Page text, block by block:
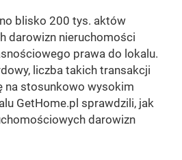
blisko 200 tys. aktów
darowizn nieruchomości
prawa do lokalu.
liczba takich transakcji
na stosunkowo wysokim
GetHome.pl sprawdzili, jak
darowizn